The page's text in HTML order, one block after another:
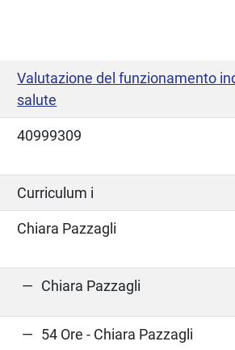
Valutazione del funzionamento
salute
40999309
Curriculum i
Chiara Pazzagli
Chiara Pazzagli
54 Ore - Chiara Pazzagli